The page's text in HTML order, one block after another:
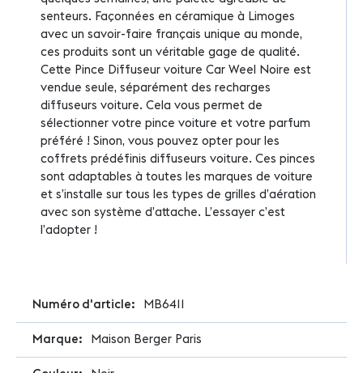
senteurs. Façonnées en céramique à Limoges
avec un savoir-faire français unique au monde,
ces produits sont un véritable gage de qualité.
Cette Pince Diffuseur voiture Car Weel Noire est
vendue seule, séparément des recharges
diffuseurs voiture. Cela vous permet de
sélectionner votre pince voiture et votre parfum
préféré ! Sinon, vous pouvez opter pour les
coffrets prédéfinis diffuseurs voiture. Ces pinces
sont adaptables à toutes les marques de voiture
et s’installe sur tous les types de grilles d’aération
avec son système d’attache. L’essayer c’est
l’adopter !
MB6411
Maison Berger Paris